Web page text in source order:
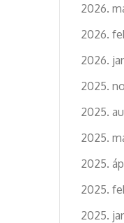
2026.
2026.
2026.
2025.
2025.
2025.
2025.
2025.
2025.